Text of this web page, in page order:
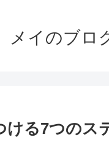
メイのブロ
ける7つのス